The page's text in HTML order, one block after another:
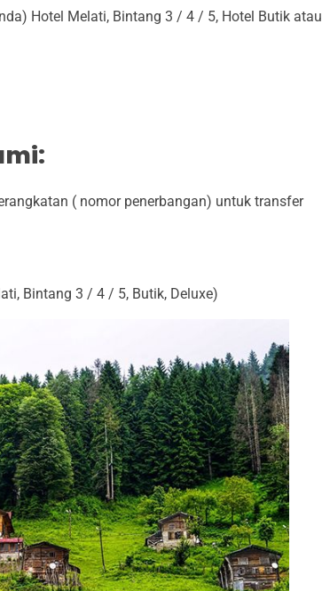
Hotel Melati, Bintang 3 / 4 / 5, Hotel Butik atau
( nomor penerbangan) untuk transfer
Bintang 3 / 4 / 5, Butik, Deluxe)